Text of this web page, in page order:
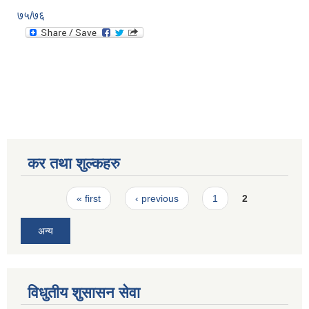
७५/७६
कर तथा शुल्कहरु
Pages« first ‹ previous 1 2
अन्य
विधुतीय शुसासन सेवा